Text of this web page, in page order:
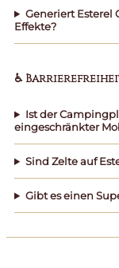
Generiert Esterel
Effekte?
♿
Ist der
eingeschränkter
Sind Zelte auf
Gibt es einen